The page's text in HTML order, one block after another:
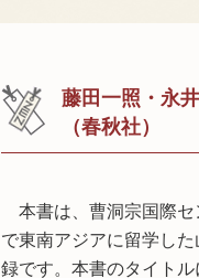
藤田一照・永
（春秋社）
本書は、曹洞宗国際セ
で東南アジアに留学し
録です。本書のタイト